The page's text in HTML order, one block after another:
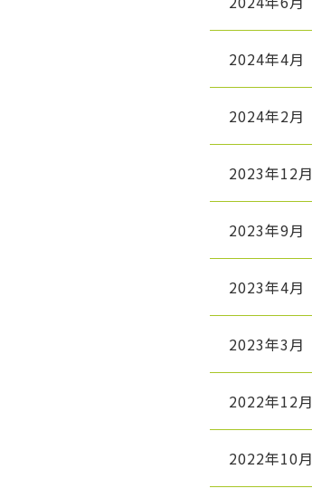
2024年4月
2024年2月
2023年12月
2023年9月
2023年4月
2023年3月
2022年12月
2022年10月